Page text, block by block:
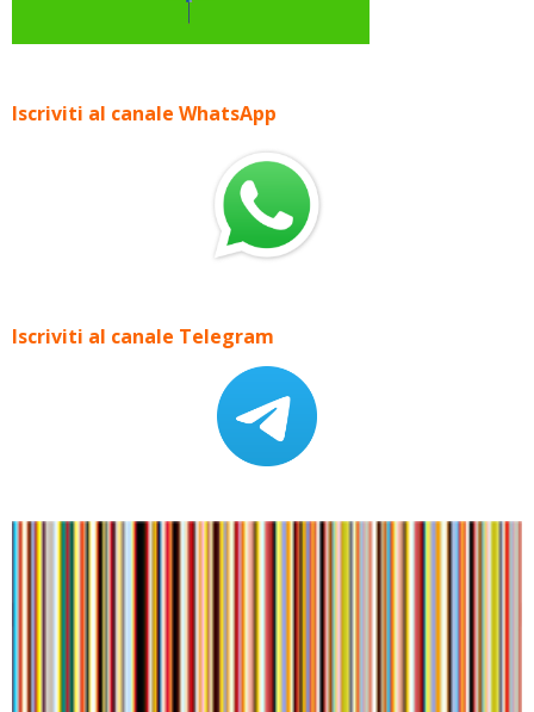
Iscriviti al canale WhatsApp
Iscriviti al canale Telegram